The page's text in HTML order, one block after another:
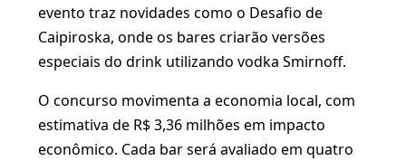
evento traz novidades como o Desafio de
Caipiroska, onde os bares criarão versões
especiais do drink utilizando vodka Smirnoff.
O concurso movimenta a economia local, com
estimativa de R$ 3,36 milhões em impacto
econômico. Cada bar será avaliado em quatro